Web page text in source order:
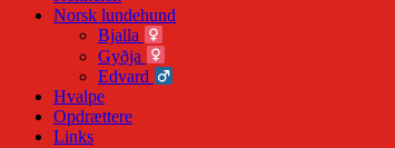
Norsk lundehund
Bjalla
Gyðja
Edvard
Hvalpe
Opdrættere
Links